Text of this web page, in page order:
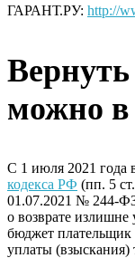
ГАРАНТ.РУ: http://
можно в
С 1 июля 2021 года
кодекса РФ (пп. 5
01.07.2021 № 244-
о возврате излишне
бюджет плательщик
уплаты (взыскания)